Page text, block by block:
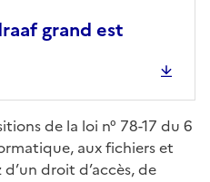
grand est
de la loi n° 78-17 du 6
aux fichiers et
droit d’accès, de